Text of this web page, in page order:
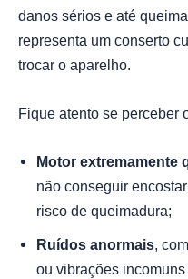
danos sérios e até
representa um conserto
trocar o aparelho.
Fique atento se perceber
Motor extremamente
não conseguir
risco de queimadura;
Ruídos anormais,
ou vibrações